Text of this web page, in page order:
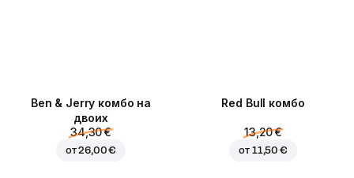
Ben & Jerry комбо на
двоих
34,30 €
от26,00 €
Red Bull комбо
13,20 €
от 11,50 €